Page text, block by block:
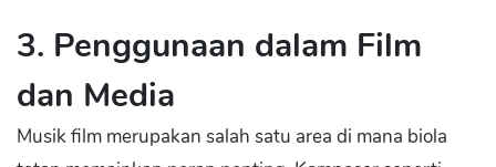
3. Penggunaan dalam Film
dan Media
Musik film merupakan salah satu area di mana biola